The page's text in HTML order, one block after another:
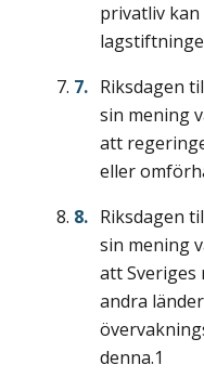
privatliv kan
Riksdagen
sin mening
att
eller
Riksdagen
sin mening
att Sveriges
andra
denna.1